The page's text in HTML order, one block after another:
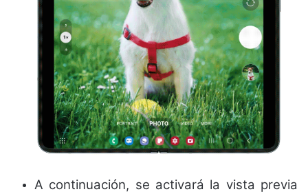
A continuación, se activará la vista previa